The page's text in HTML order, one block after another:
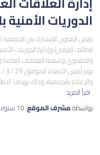
الدوريات الأمنية
ضمن التعاون المشترك بين الجمعية
الطائف (فرقان) وإدارة الدوريات
والمعنوي وشعبة العلاقات العامة
والإعلام بالجمعية، وذلك بهدف
اقرأ المزيد
بواسطةمشرف الموقع,10 سنوات